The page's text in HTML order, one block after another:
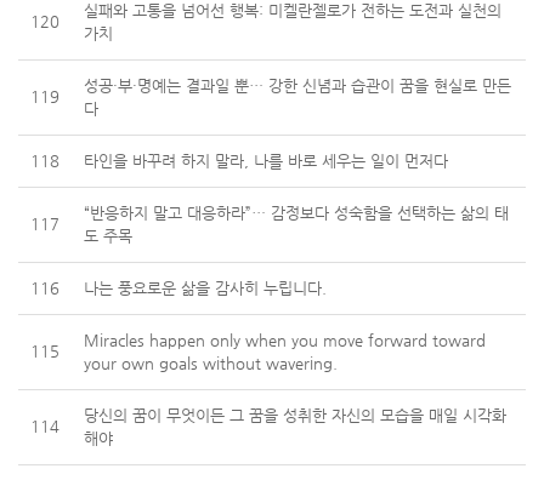
120
실패와 고통을 넘어선 행복: 미켈란젤로가 전하는 도전과 실천의
가치
119
성공·부·명예는 결과일 뿐… 강한 신념과 습관이 꿈을 현실로 만든
다
118 타인을 바꾸려 하지 말라, 나를 바로 세우는 일이 먼저다
117
“반응하지 말고 대응하라”… 감정보다 성숙함을 선택하는 삶의 태
도 주목
116 나는 풍요로운 삶을 감사히 누립니다.
115
Miracles happen only when you move forward toward
your own goals without wavering.
114
당신의 꿈이 무엇이든 그 꿈을 성취한 자신의 모습을 매일 시각화
해야